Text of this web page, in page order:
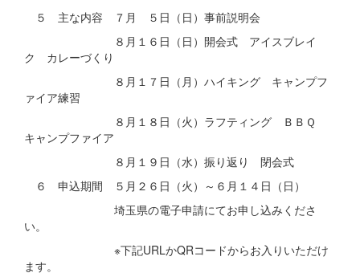
５ 主な内容 ７月 ５日（日）事前説明会
８月１６日（日）開会式 アイスブレイ
ク カレーづくり
８月１７日（月）ハイキング キャンプフ
ァイア練習
８月１８日（火）ラフティング ＢＢＱ
キャンプファイア
８月１９日（水）振り返り 閉会式
６ 申込期間 ５月２６日（火）～６月１４日（日）
埼玉県の電子申請にてお申し込みくださ
い。
※下記URLかQRコードからお入りいただけ
ます。